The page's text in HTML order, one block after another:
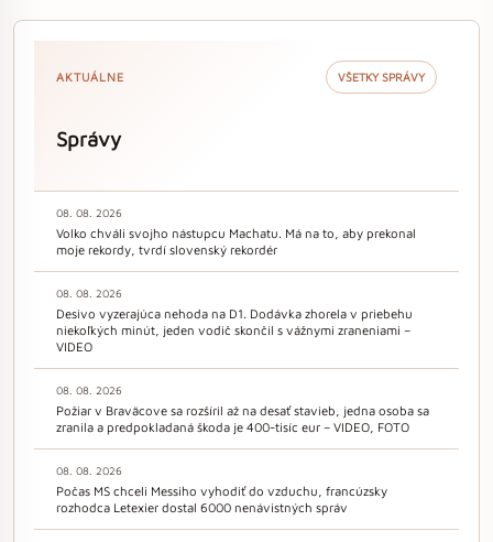
AKTUÁLNE VŠETKY SPRÁVY
Správy
08. 08. 2026
Volko chváli svojho nástupcu Machatu. Má na to, aby prekonal
moje rekordy, tvrdí slovenský rekordér
08. 08. 2026
Desivo vyzerajúca nehoda na D1. Dodávka zhorela v priebehu
niekoľkých minút, jeden vodič skončil s vážnymi zraneniami –
VIDEO
08. 08. 2026
Požiar v Braväcove sa rozšíril až na desať stavieb, jedna osoba sa
zranila a predpokladaná škoda je 400-tisíc eur – VIDEO, FOTO
08. 08. 2026
Počas MS chceli Messiho vyhodiť do vzduchu, francúzsky
rozhodca Letexier dostal 6000 nenávistných správ